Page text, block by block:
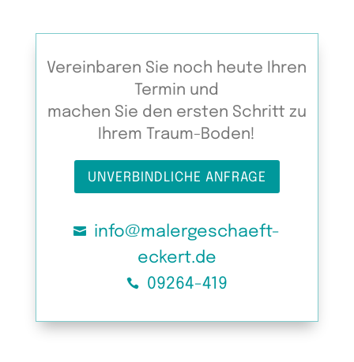
Vereinbaren Sie noch heute Ihren
Termin und
machen Sie den ersten Schritt zu
Ihrem Traum-Boden!
UNVERBINDLICHE ANFRAGE

info@malergeschaeft-
eckert.de
 09264-419